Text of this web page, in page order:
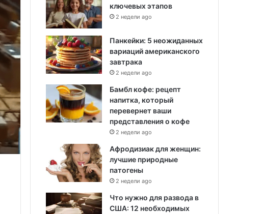
ключевых этапов
2 недели ago
Панкейки: 5 неожиданных
вариаций американского
завтрака
2 недели ago
Бамбл кофе: рецепт
напитка, который
перевернет ваши
представления о кофе
2 недели ago
Афродизиак для женщин:
лучшие природные
патогены
2 недели ago
Что нужно для развода в
США: 12 необходимых